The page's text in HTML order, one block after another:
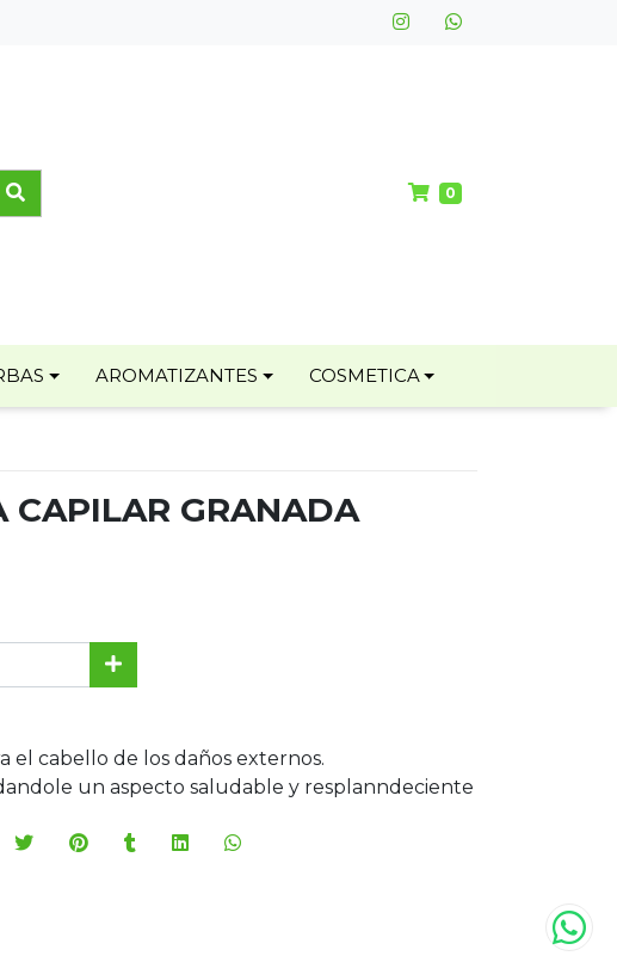
0
AROMATIZANTES COSMETICA
CAPILAR GRANADA
el cabello de los daños externos.
un aspecto saludable y resplanndeciente